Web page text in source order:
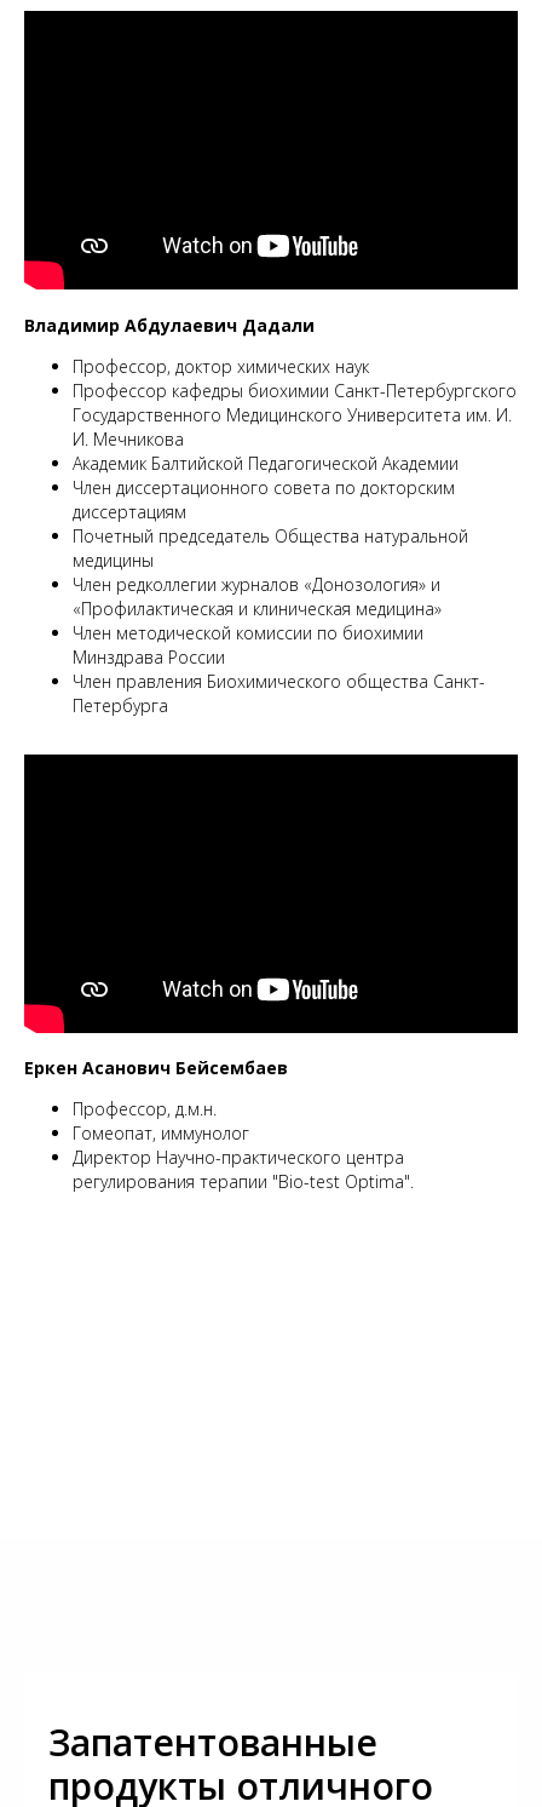
Владимир Абдулаевич Дадали
Профессор, доктор химических наук
Профессор кафедры биохимии Санкт-Петербургского
Государственного Медицинского Университета им. И.
И. Мечникова
Академик Балтийской Педагогической Академии
Член диссертационного совета по докторским
диссертациям
Почетный председатель Общества натуральной
медицины
Член редколлегии журналов «Донозология» и
«Профилактическая и клиническая медицина»
Член методической комиссии по биохимии
Минздрава России
Член правления Биохимического общества Санкт-
Петербурга
Еркен Асанович Бейсембаев
Профессор, д.м.н.
Гомеопат, иммунолог
Директор Научно-практического центра
регулирования терапии "Bio-test Optima".
Запатентованные
продукты отличного